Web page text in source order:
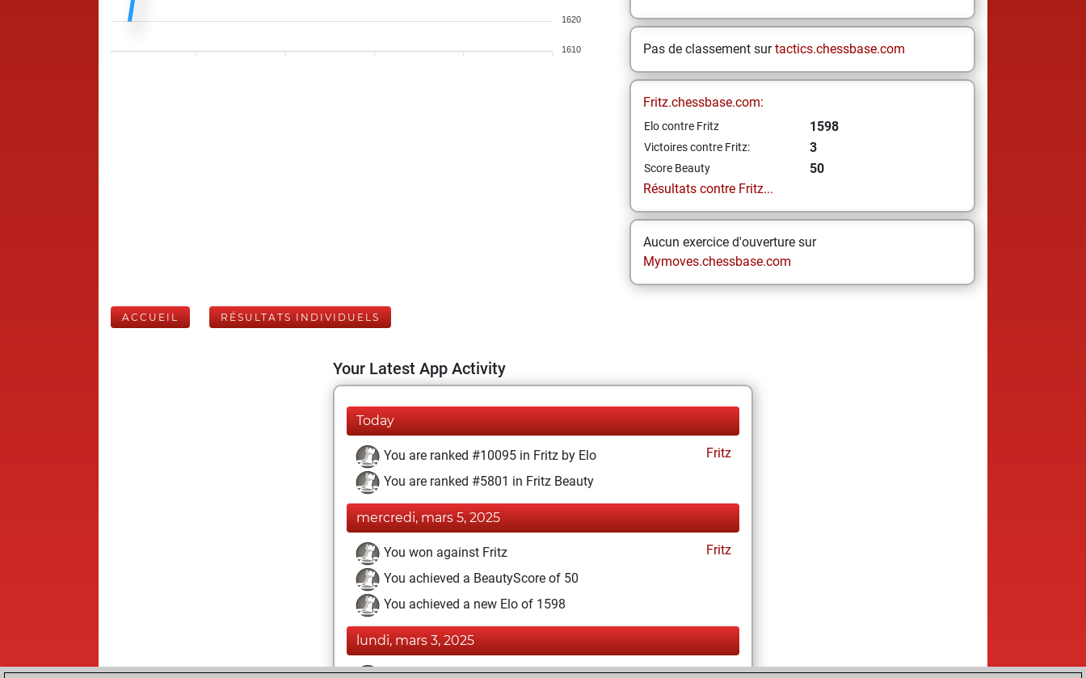
1620
1610 Pas de classement surtactics.chessbase.com
Fritz.chessbase.com:
Elo contre Fritz 1598
Victoires contre Fritz: 3
Score Beauty
50
Résultats contre Fritz...
Aucun exercice d'ouverture sur
Mymoves.chessbase.com
ACCUEIL RÉSULTATS INDIVIDUELS
Your Latest App Activity
Today
You are ranked #10095 in Fritz by Elo
Fritz
You are ranked #5801 in Fritz Beauty
mercredi, mars 5, 2025
You won against Fritz
Fritz
You achieved a BeautyScore of 50
You achieved a new Elo of 1598
lundi, mars 3, 2025
Fritz